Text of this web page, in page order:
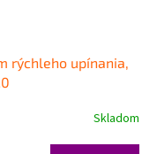
rýchleho upínania,
Skladom